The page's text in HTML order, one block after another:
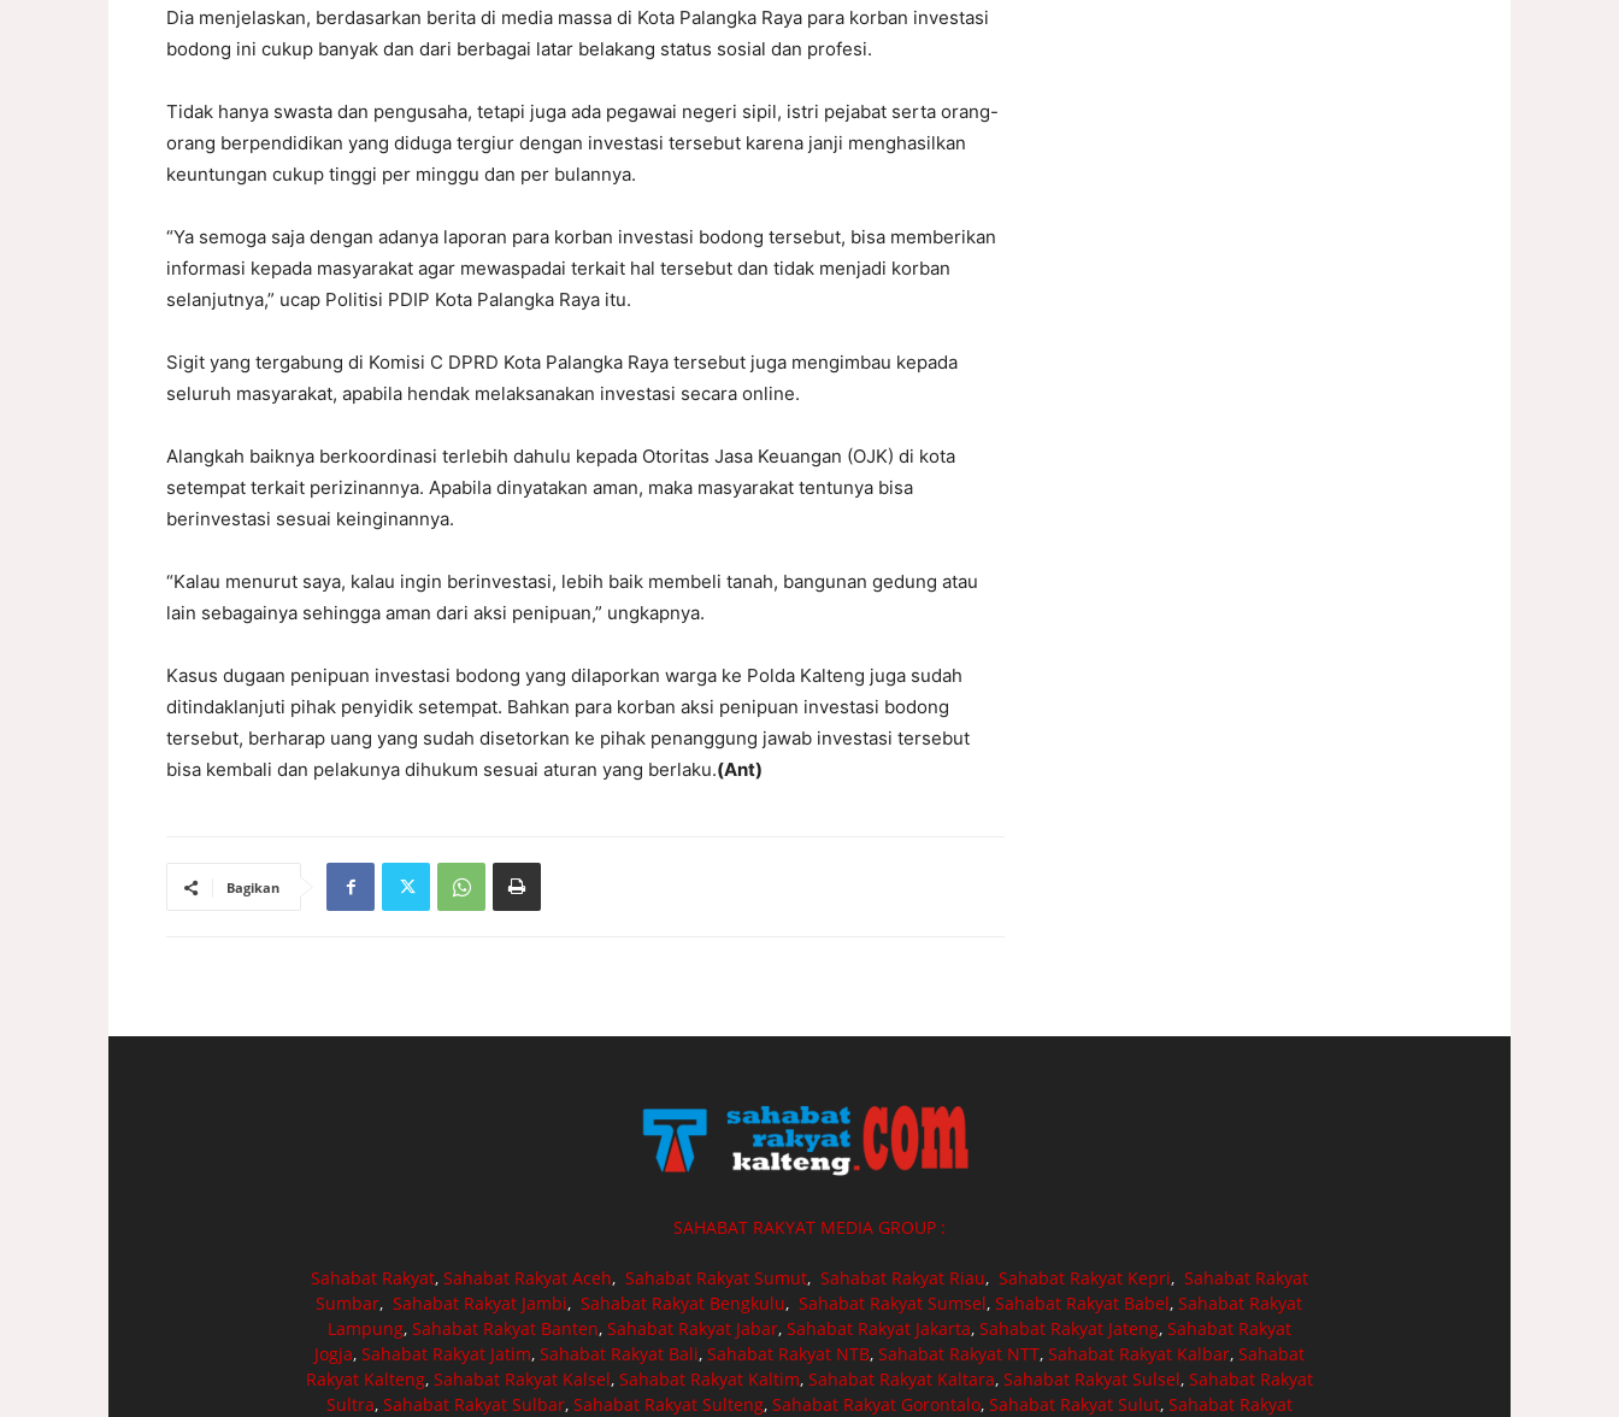
Dia menjelaskan, berdasarkan berita di media massa di Kota Palangka Raya para korban investasi
bodong ini cukup banyak dan dari berbagai latar belakang status sosial dan profesi.
Tidak hanya swasta dan pengusaha, tetapi juga ada pegawai negeri sipil, istri pejabat serta orang-
orang berpendidikan yang diduga tergiur dengan investasi tersebut karena janji menghasilkan
keuntungan cukup tinggi per minggu dan per bulannya.
“Ya semoga saja dengan adanya laporan para korban investasi bodong tersebut, bisa memberikan
informasi kepada masyarakat agar mewaspadai terkait hal tersebut dan tidak menjadi korban
selanjutnya,” ucap Politisi PDIP Kota Palangka Raya itu.
Sigit yang tergabung di Komisi C DPRD Kota Palangka Raya tersebut juga mengimbau kepada
seluruh masyarakat, apabila hendak melaksanakan investasi secara online.
Alangkah baiknya berkoordinasi terlebih dahulu kepada Otoritas Jasa Keuangan (OJK) di kota
setempat terkait perizinannya. Apabila dinyatakan aman, maka masyarakat tentunya bisa
berinvestasi sesuai keinginannya.
“Kalau menurut saya, kalau ingin berinvestasi, lebih baik membeli tanah, bangunan gedung atau
lain sebagainya sehingga aman dari aksi penipuan,” ungkapnya.
Kasus dugaan penipuan investasi bodong yang dilaporkan warga ke Polda Kalteng juga sudah
ditindaklanjuti pihak penyidik setempat. Bahkan para korban aksi penipuan investasi bodong
tersebut, berharap uang yang sudah disetorkan ke pihak penanggung jawab investasi tersebut
bisa kembali dan pelakunya dihukum sesuai aturan yang berlaku.(Ant)
Bagikan
SAHABAT RAKYAT MEDIA GROUP :
Sahabat Rakyat, Sahabat Rakyat Aceh, Sahabat Rakyat Sumut, Sahabat Rakyat Riau, Sahabat Rakyat Kepri, Sahabat Rakyat
Sumbar,Sahabat Rakyat Jambi,Sahabat Rakyat Bengkulu,Sahabat Rakyat Sumsel,Sahabat Rakyat Babel,Sahabat Rakyat
Lampung, Sahabat Rakyat Banten, Sahabat Rakyat Jabar, Sahabat Rakyat Jakarta, Sahabat Rakyat Jateng, Sahabat Rakyat
Jogja, Sahabat Rakyat Jatim, Sahabat Rakyat Bali, Sahabat Rakyat NTB, Sahabat Rakyat NTT, Sahabat Rakyat Kalbar, Sahabat
Rakyat Kalteng, Sahabat Rakyat Kalsel, Sahabat Rakyat Kaltim, Sahabat Rakyat Kaltara, Sahabat Rakyat Sulsel, Sahabat Rakyat
Sultra, Sahabat Rakyat Sulbar, Sahabat Rakyat Sulteng, Sahabat Rakyat Gorontalo, Sahabat Rakyat Sulut, Sahabat Rakyat